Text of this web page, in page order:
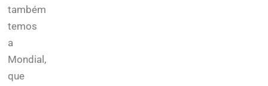
também
temos
a
Mondial,
que